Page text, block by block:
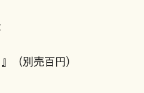
』（別売百円）